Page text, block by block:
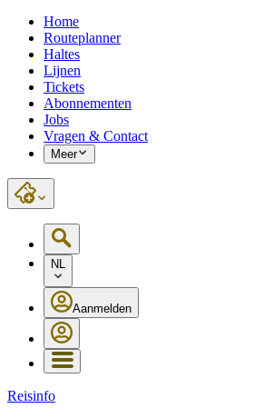
Home
Routeplanner
Haltes
Lijnen
Tickets
Abonnementen
Jobs
Vragen & Contact
Meer
NL
Aanmelden
Reisinfo